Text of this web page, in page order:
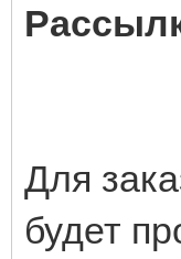
Для
будет